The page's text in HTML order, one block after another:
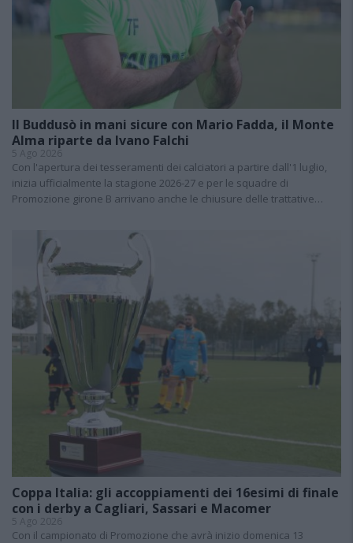
Il Buddusò in mani sicure con Mario Fadda, il Monte
Alma riparte da Ivano Falchi
5 Ago 2026
Con l'apertura dei tesseramenti dei calciatori a partire dall'1 luglio,
inizia ufficialmente la stagione 2026-27 e per le squadre di
Promozione girone B arrivano anche le chiusure delle trattative…
Coppa Italia: gli accoppiamenti dei 16esimi di finale
con i derby a Cagliari, Sassari e Macomer
5 Ago 2026
Con il campionato di Promozione che avrà inizio domenica 13